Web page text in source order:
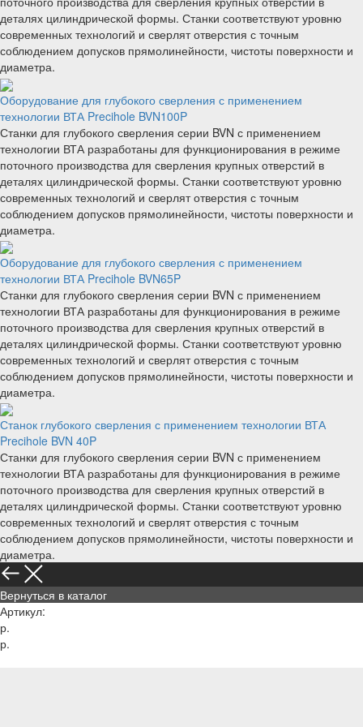
деталях цилиндрической формы. Станки соответствуют уровню
современных технологий и сверлят отверстия с точным
соблюдением допусков прямолинейности, чистоты поверхности и
диаметра.
Оборудование для глубокого сверления с применением
технологии ВТА Precihole BVN100P
Станки для глубокого сверления серии BVN с применением
технологии ВТА разработаны для функционирования в режиме
поточного производства для сверления крупных отверстий в
деталях цилиндрической формы. Станки соответствуют уровню
современных технологий и сверлят отверстия с точным
соблюдением допусков прямолинейности, чистоты поверхности и
диаметра.
Оборудование для глубокого сверления с применением
технологии ВТА Precihole BVN65P
Станки для глубокого сверления серии BVN с применением
технологии ВТА разработаны для функционирования в режиме
поточного производства для сверления крупных отверстий в
деталях цилиндрической формы. Станки соответствуют уровню
современных технологий и сверлят отверстия с точным
соблюдением допусков прямолинейности, чистоты поверхности и
диаметра.
Станок глубокого сверления с применением технологии ВТА
Precihole BVN 40P
Станки для глубокого сверления серии BVN с применением
технологии ВТА разработаны для функционирования в режиме
поточного производства для сверления крупных отверстий в
деталях цилиндрической формы. Станки соответствуют уровню
современных технологий и сверлят отверстия с точным
соблюдением допусков прямолинейности, чистоты поверхности и
диаметра.
Вернуться в каталог
Артикул:
р.
р.